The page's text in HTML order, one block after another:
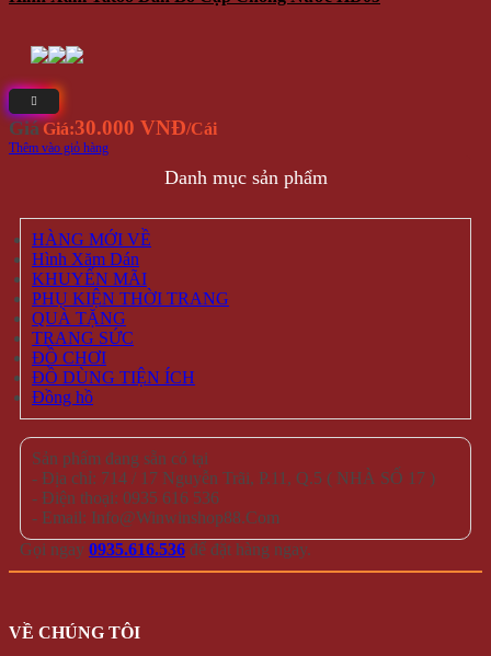
Giá Giá:30.000 VNĐ/Cái
Thêm vào giỏ hàng
Danh mục sản phẩm
HÀNG MỚI VỀ
Hình Xăm Dán
KHUYẾN MÃI
PHỤ KIỆN THỜI TRANG
QUÀ TẶNG
TRANG SỨC
ĐỒ CHƠI
ĐỒ DÙNG TIỆN ÍCH
Đồng hồ
Sản phẩm đang sẵn có tại
- Địa chỉ: 714 / 17 Nguyễn Trãi, P.11, Q.5 ( NHÀ SỐ 17 )
- Điện thoại: 0935 616 536
- Email: Info@Winwinshop88.Com
Gọi ngay 0935.616.536 để đặt hàng ngay.
VỀ CHÚNG TÔI